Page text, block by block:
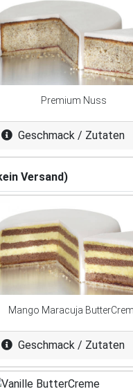
Premium Nuss
Geschmack / Zutaten
Versand)
Mango Maracuja
Geschmack / Zutaten